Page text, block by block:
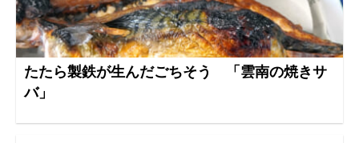
たたら製鉄が生んだごちそう 「雲南の焼きサ
バ」